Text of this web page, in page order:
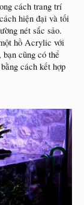
cách trang trí
hiện đại và tối
nét sắc sảo.
hồ Acrylic với
cũng có thể
cách kết hợp